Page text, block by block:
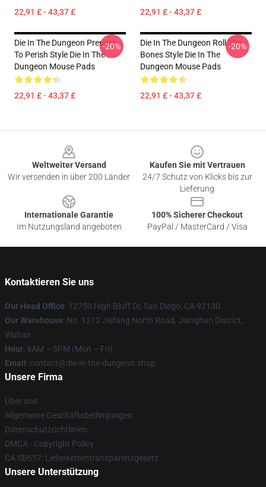
22,91 £ - 43,37 £ 22,91 £ - 43,37 £
Die In The Dungeon Prepare
To Perish Style Die In The
Dungeon Mouse Pads
22,91 £ - 43,37 £
-20%
Die In The Dungeon Roll The
Bones Style Die In The
Dungeon Mouse Pads
22,91 £ - 43,37 £
-20%
Weltweiter Versand
Wir versenden in über 200 Länder
Kaufen Sie mit Vertrauen
24/7 Schutz von Klicks bis zur
Lieferung
Internationale Garantie
Im Nutzungsland angeboten
100% Sicherer Checkout
PayPal / MasterCard / Visa
Kontaktieren Sie uns
Our Head Office: 12750 High Bluff Dr, San Diego, CA 92130
Our Warehouse: No. 1212 Jiefang North Road, Jianghan District,
Wuhan
Hour: 9AM – 5PM (Mon – Fri)
Email : contact@die-in-the-dungeon.shop
Unsere Firma
Über uns
Allgemeine Geschäftsbedingungen
Datenschutzrichtlinien
DMCA - Copyright Policy
CA SB657: Lieferkettentransparenzgesetz
Unsere Unterstützung